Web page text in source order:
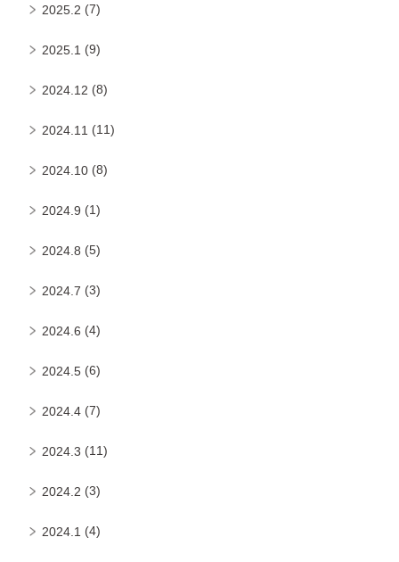
2025.2 (7)
2025.1 (9)
2024.12 (8)
2024.11 (11)
2024.10 (8)
2024.9 (1)
2024.8 (5)
2024.7 (3)
2024.6 (4)
2024.5 (6)
2024.4 (7)
2024.3 (11)
2024.2 (3)
2024.1 (4)